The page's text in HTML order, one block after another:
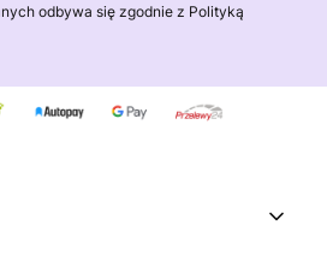
odbywa się zgodnie z Polityką